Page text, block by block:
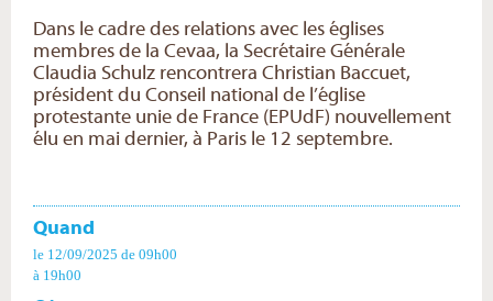
Dans le cadre des relations avec les églises
membres de la Cevaa, la Secrétaire Générale
Claudia Schulz rencontrera Christian Baccuet,
président du Conseil national de l’église
protestante unie de France (EPUdF) nouvellement
élu en mai dernier, à Paris le 12 septembre.
Quand
le 12/09/2025 de 09h00
à 19h00